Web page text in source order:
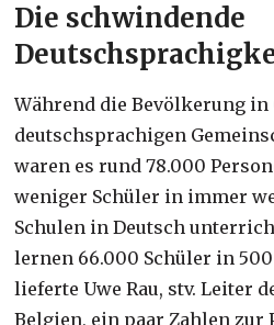
Die schwindende
Während die Bevölkerung in
deutschsprachigen
waren es rund 78.000
weniger Schüler in immer
Schulen in Deutsch
lernen 66.000 Schüler in 500
lieferte Uwe Rau, stv. Leiter
Belgien, ein paar Zahlen zur